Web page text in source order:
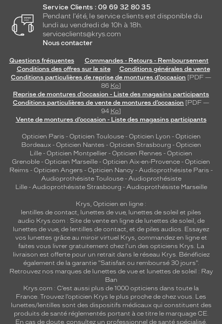
Service Clients : 09 69 32 80 35
Pendant l'été, le service clients est disponible du
lundi au vendredi de 10h à 18h.
serviceclients@krys.com
Nous contacter
Questions fréquentes
Commandes - Retours - Remboursement
Conditions des offres sur le site
Conditions générales de vente
Conditions particulières de reprise de montures d’occasion [PDF —
86 Ko]
Reprise de montures d’occasion - Liste des magasins participants
Conditions particulières de vente de montures d’occasion [PDF —
94 Ko]
Vente de montures d’occasion - Liste des magasins participants
Opticien Paris - Opticien Toulouse- Opticien Lyon - Opticien
Bordeaux- Opticien Nantes - Opticien Strasbourg - Opticien
Lille - Opticien Montpellier - Opticien Rennes - Opticien
Grenoble - Opticien Marseille - Opticien Aix-en-Provence - Opticien
Reims - Opticien Angers - Opticien Nancy - Audioprothésiste Paris -
Audioprothésiste Toulouse- Audioprothésiste
Lille- Audioprothésiste Strasbourg - Audioprothésiste Marseille
Krys, Opticien en ligne :
lentilles de contact lunettes de vue, lunettes de soleil et piles
audio Krys.com : Site de vente en ligne de lunettes de soleil, de
lunettes de vue, de lentilles de contact , et de piles audios. Essayez
vos lunettes grâce au miroir virtuel Krys, commandez en ligne et
faites vous livrer gratuitement chez l'un des opticiens Krys. La
livraison est offerte pour un retrait dans le réseau Krys. Bénéficiez
également de la garantie "Satisfait ou remboursé 30 jours".
Retrouvez nos marques de lunettes de vue et lunettes de soleil : Ray
Ban
Krys.com : C’est aussi plus de 1000 opticiens dans toute la
France. Trouvez l’opticien Krys le plus proche de chez vous . Les
lunettes/lentilles sont des dispositifs médicaux qui constituent des
produits de santé réglementés portant à ce titre le marquage CE.
En cas de doute, consultez un professionnel de santé spécialisé.